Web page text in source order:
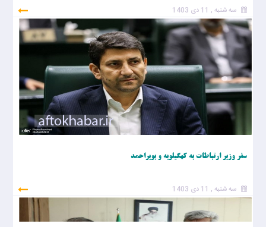
سه شنبه , 11 دی 1403
سفر وزیر ارتباطات به کهگیلویه و بویراحمد
سه شنبه , 11 دی 1403